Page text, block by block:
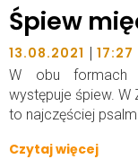
Śpiew
13.08.2021 | 17:27
W obu formach
występuje śpiew. W
to najczęściej
Czytaj więcej